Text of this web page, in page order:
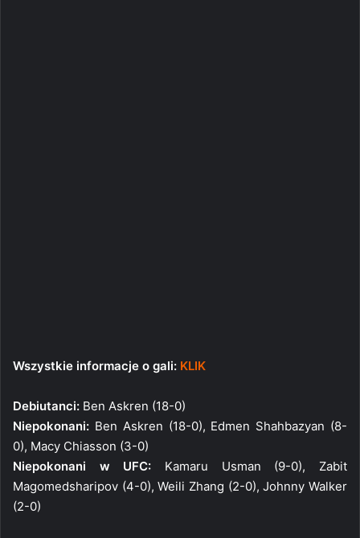
Wszystkie informacje o gali: KLIK
Debiutanci: Ben Askren (18-0)
Niepokonani: Ben Askren (18-0), Edmen Shahbazyan (8-
0), Macy Chiasson (3-0)
Niepokonani w UFC: Kamaru Usman (9-0), Zabit
Magomedsharipov (4-0), Weili Zhang (2-0), Johnny Walker
(2-0)